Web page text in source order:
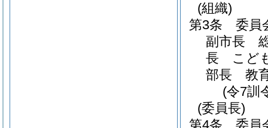
(組織)
第3条
委員
副市長
長 こど
部長 教
(令7訓
(委員長)
第4条
委員